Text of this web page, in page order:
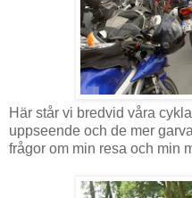
Här står vi bredvid våra
uppseende och de mer
frågor om min resa och min